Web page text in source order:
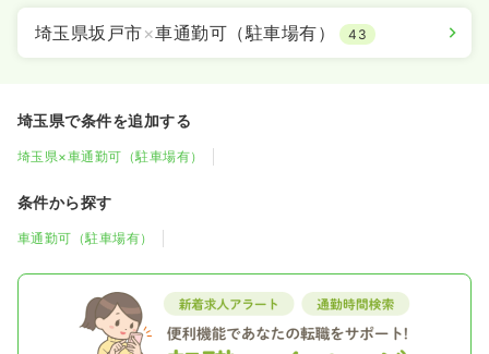
埼玉県坂戸市×車通勤可（駐車場有） 43
埼玉県で条件を追加する
埼玉県×車通勤可（駐車場有）
条件から探す
車通勤可（駐車場有）